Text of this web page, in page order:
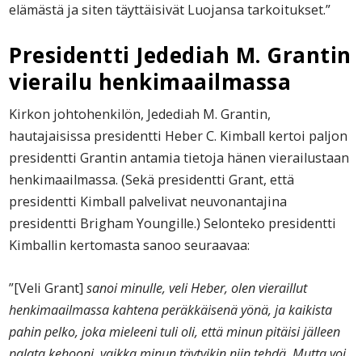
elämästä ja siten täyttäisivät Luojansa tarkoitukset.”
Presidentti Jedediah M. Grantin
vierailu henkimaailmassa
Kirkon johtohenkilön, Jedediah M. Grantin,
hautajaisissa presidentti Heber C. Kimball kertoi paljon
presidentti Grantin antamia tietoja hänen vierailustaan
henkimaailmassa. (Sekä presidentti Grant, että
presidentti Kimball palvelivat neuvonantajina
presidentti Brigham Youngille.) Selonteko presidentti
Kimballin kertomasta sanoo seuraavaa:
”[Veli Grant] sanoi minulle, veli Heber, olen vieraillut
henkimaailmassa kahtena peräkkäisenä yönä, ja kaikista
pahin pelko, joka mieleeni tuli oli, että minun pitäisi jälleen